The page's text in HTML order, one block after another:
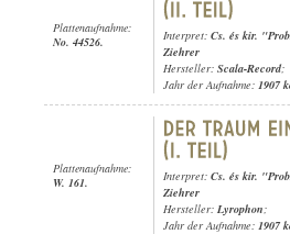
Plattenaufnahme:
No. 44526.
Interpret: Cs. és kir.
Ziehrer
Hersteller: Scala-Record;
Jahr der Aufnahme: 1907
Plattenaufnahme:
W. 161.
Interpret: Cs. és kir.
Ziehrer
Hersteller: Lyrophon;
Jahr der Aufnahme: 1907